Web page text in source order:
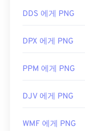
DDS 에게 PNG
DPX 에게 PNG
PPM 에게 PNG
DJV 에게 PNG
WMF 에게 PNG